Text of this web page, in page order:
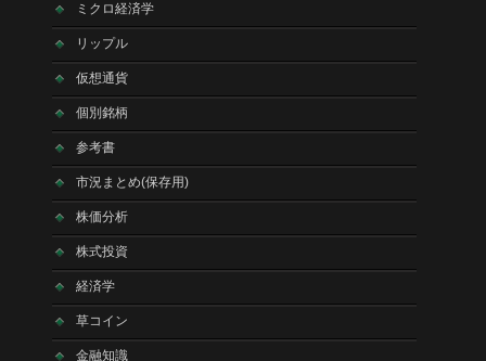
ミクロ経済学
リップル
仮想通貨
個別銘柄
参考書
市況まとめ(保存用)
株価分析
株式投資
経済学
草コイン
金融知識